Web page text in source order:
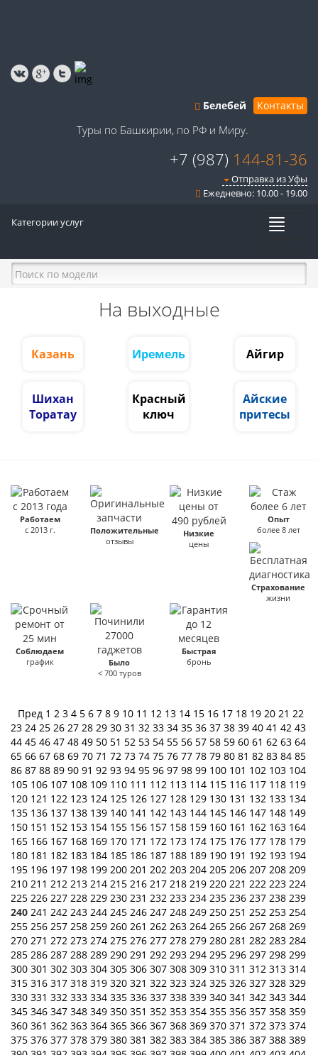
Белебей Контакты
Туры по Башкирии, по РФ и Миру.
+7 (987) 144-81-36
Отправка из Уфы
Ежедневно: 10.00 - 19.00
Категории услуг
На выходные
Казань Иремель Айгир
Шихан
Торатау
Красный
ключ
Айские
притесы
Работаем
с 2013 г.
Положительные
отзывы
Низкие
цены
Опыт
более 8 лет
Страхование
жизни
Соблюдаем
график
Было
< 700 туров
Быстрая
бронь
Пред 1 2 3 4 5 6 7 8 9 10 11 12 13 14 15 16 17 18 19 20 21 22
23 24 25 26 27 28 29 30 31 32 33 34 35 36 37 38 39 40 41 42 43
44 45 46 47 48 49 50 51 52 53 54 55 56 57 58 59 60 61 62 63 64
65 66 67 68 69 70 71 72 73 74 75 76 77 78 79 80 81 82 83 84 85
86 87 88 89 90 91 92 93 94 95 96 97 98 99 100 101 102 103 104
105 106 107 108 109 110 111 112 113 114 115 116 117 118 119
120 121 122 123 124 125 126 127 128 129 130 131 132 133 134
135 136 137 138 139 140 141 142 143 144 145 146 147 148 149
150 151 152 153 154 155 156 157 158 159 160 161 162 163 164
165 166 167 168 169 170 171 172 173 174 175 176 177 178 179
180 181 182 183 184 185 186 187 188 189 190 191 192 193 194
195 196 197 198 199 200 201 202 203 204 205 206 207 208 209
210 211 212 213 214 215 216 217 218 219 220 221 222 223 224
225 226 227 228 229 230 231 232 233 234 235 236 237 238 239
240 241 242 243 244 245 246 247 248 249 250 251 252 253 254
255 256 257 258 259 260 261 262 263 264 265 266 267 268 269
270 271 272 273 274 275 276 277 278 279 280 281 282 283 284
285 286 287 288 289 290 291 292 293 294 295 296 297 298 299
300 301 302 303 304 305 306 307 308 309 310 311 312 313 314
315 316 317 318 319 320 321 322 323 324 325 326 327 328 329
330 331 332 333 334 335 336 337 338 339 340 341 342 343 344
345 346 347 348 349 350 351 352 353 354 355 356 357 358 359
360 361 362 363 364 365 366 367 368 369 370 371 372 373 374
375 376 377 378 379 380 381 382 383 384 385 386 387 388 389